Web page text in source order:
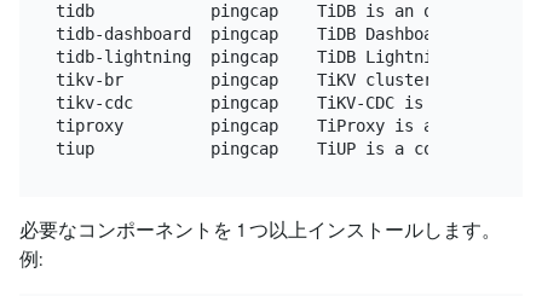
tidb            pingcap    TiDB is an open
tidb-dashboard  pingcap    TiDB Dashboard is a
tidb-lightning  pingcap    TiDB Lightning is a
tikv-br         pingcap    TiKV cluster backup
tikv-cdc        pingcap    TiKV-CDC is a change
tiproxy         pingcap    TiProxy is a database
tiup            pingcap    TiUP is a command-line
必要なコンポーネントを 1 つ以上インストールします。
例: